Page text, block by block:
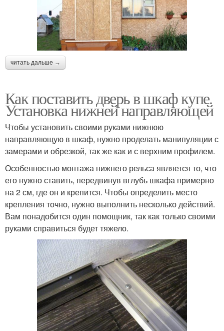
читать дальше →
Как поставить дверь в шкаф купе.
Установка нижней направляющей
Чтобы установить своими руками нижнюю
направляющую в шкаф, нужно проделать манипуляции с
замерами и обрезкой, так же как и с верхним профилем.
Особенностью монтажа нижнего рельса является то, что
его нужно ставить, передвинув вглубь шкафа примерно
на 2 см, где он и крепится. Чтобы определить место
крепления точно, нужно выполнить несколько действий.
Вам понадобится один помощник, так как только своими
руками справиться будет тяжело.